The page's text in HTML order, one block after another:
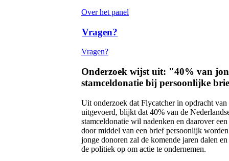
Over het panel
Vragen?
Vragen?
Onderzoek wijst uit: "40% van
stamceldonatie bij persoonlijke
Uit onderzoek dat Flycatcher in opdracht
uitgevoerd, blijkt dat 40% van de
stamceldonatie wil nadenken en daarover
door middel van een brief persoonlijk
jonge donoren zal de komende jaren dalen
de politiek op om actie te ondernemen.